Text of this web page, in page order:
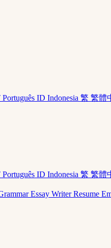
Português ID Indonesia 繁 繁體
Português ID Indonesia 繁 繁體
Essay WriterResume